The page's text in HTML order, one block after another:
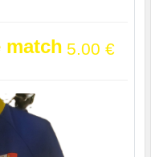
match 5.00 €